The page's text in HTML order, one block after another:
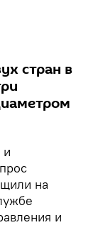
стран в
и
на
и